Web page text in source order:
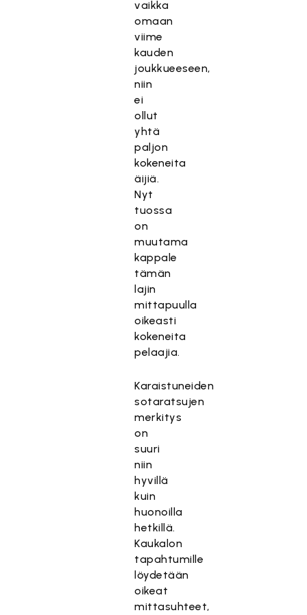
vaikka
omaan
viime
kauden
joukkueeseen,
niin
ei
ollut
yhtä
paljon
kokeneita
äijiä.
Nyt
tuossa
on
muutama
kappale
tämän
lajin
mittapuulla
oikeasti
kokeneita
pelaajia.
Karaistuneiden
sotaratsujen
merkitys
on
suuri
niin
hyvillä
kuin
huonoilla
hetkillä.
Kaukalon
tapahtumille
löydetään
oikeat
mittasuhteet,